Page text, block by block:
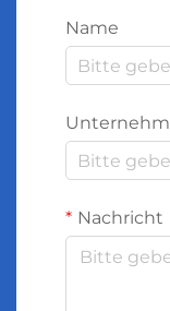
Name
Nachricht